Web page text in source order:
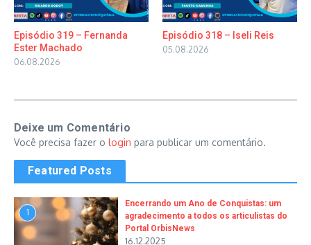
Episódio 319 – Fernanda
Ester Machado
06.08.2026
Episódio 318 – Iseli Reis
05.08.2026
Deixe um Comentário
Você precisa fazer o login para publicar um comentário.
Featured Posts
1
Encerrando um Ano de Conquistas: um
agradecimento a todos os articulistas do
Portal OrbisNews
16.12.2025